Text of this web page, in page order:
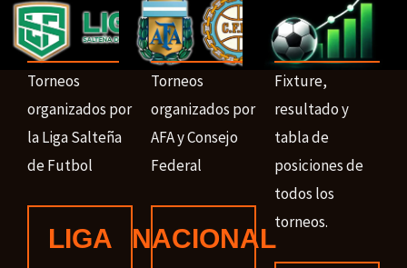
Torneos
organizados por
la Liga Salteña
de Futbol
LIGA
Torneos
organizados por
AFA y Consejo
Federal
NACIONAL
Fixture,
resultado y
tabla de
posiciones de
todos los
torneos.